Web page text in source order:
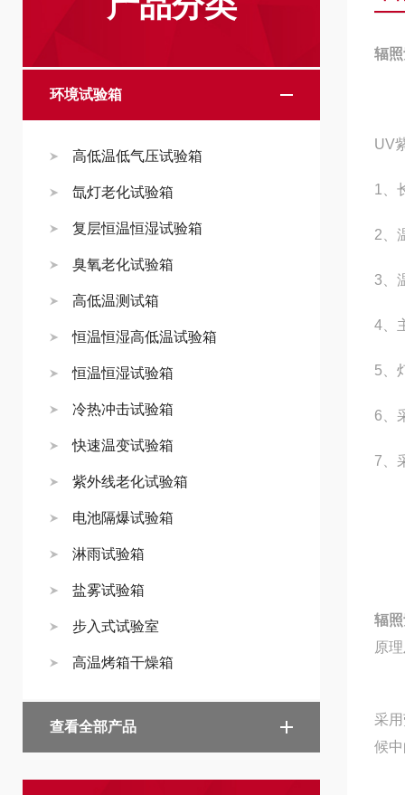
环境试验箱
高低温低气压试验箱
氙灯老化试验箱
复层恒温恒湿试验箱
臭氧老化试验箱
高低温测试箱
恒温恒湿高低温试验箱
恒温恒湿试验箱
冷热冲击试验箱
快速温变试验箱
紫外线老化试验箱
电池隔爆试验箱
淋雨试验箱
盐雾试验箱
步入式试验室
高温烤箱干燥箱
查看全部产品
辐
UV
1、
2、
3、
4、
5、
6、
7、
辐
原
采
候